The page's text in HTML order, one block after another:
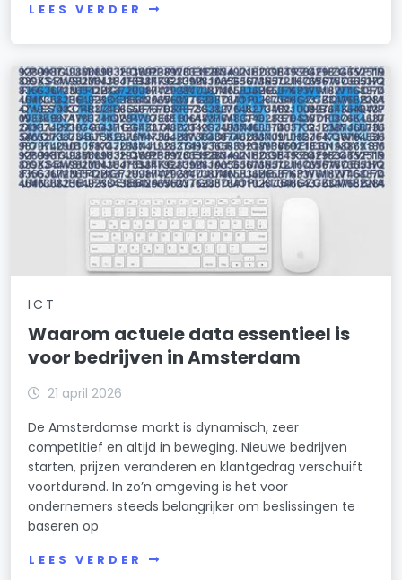
LEES VERDER
ICT
Waarom actuele data essentieel is
voor bedrijven in Amsterdam
21 april 2026
De Amsterdamse markt is dynamisch, zeer
competitief en altijd in beweging. Nieuwe bedrijven
starten, prijzen veranderen en klantgedrag verschuift
voortdurend. In zo’n omgeving is het voor
ondernemers steeds belangrijker om beslissingen te
baseren op
LEES VERDER